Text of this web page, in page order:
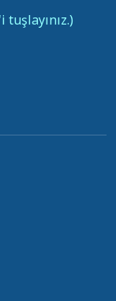
tuşlayınız.)